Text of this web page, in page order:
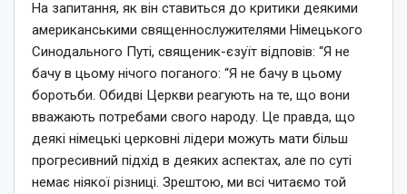
На запитання, як він ставиться до критики деякими
американськими священнослужителями Німецького
Синодального Путі, священик-єзуїт відповів: “Я не
бачу в цьому нічого поганого: “Я не бачу в цьому
боротьби. Обидві Церкви реагують на те, що вони
вважають потребами свого народу. Це правда, що
деякі німецькі церковні лідери можуть мати більш
прогресивний підхід в деяких аспектах, але по суті
немає ніякої різниці. Зрештою, ми всі читаємо той